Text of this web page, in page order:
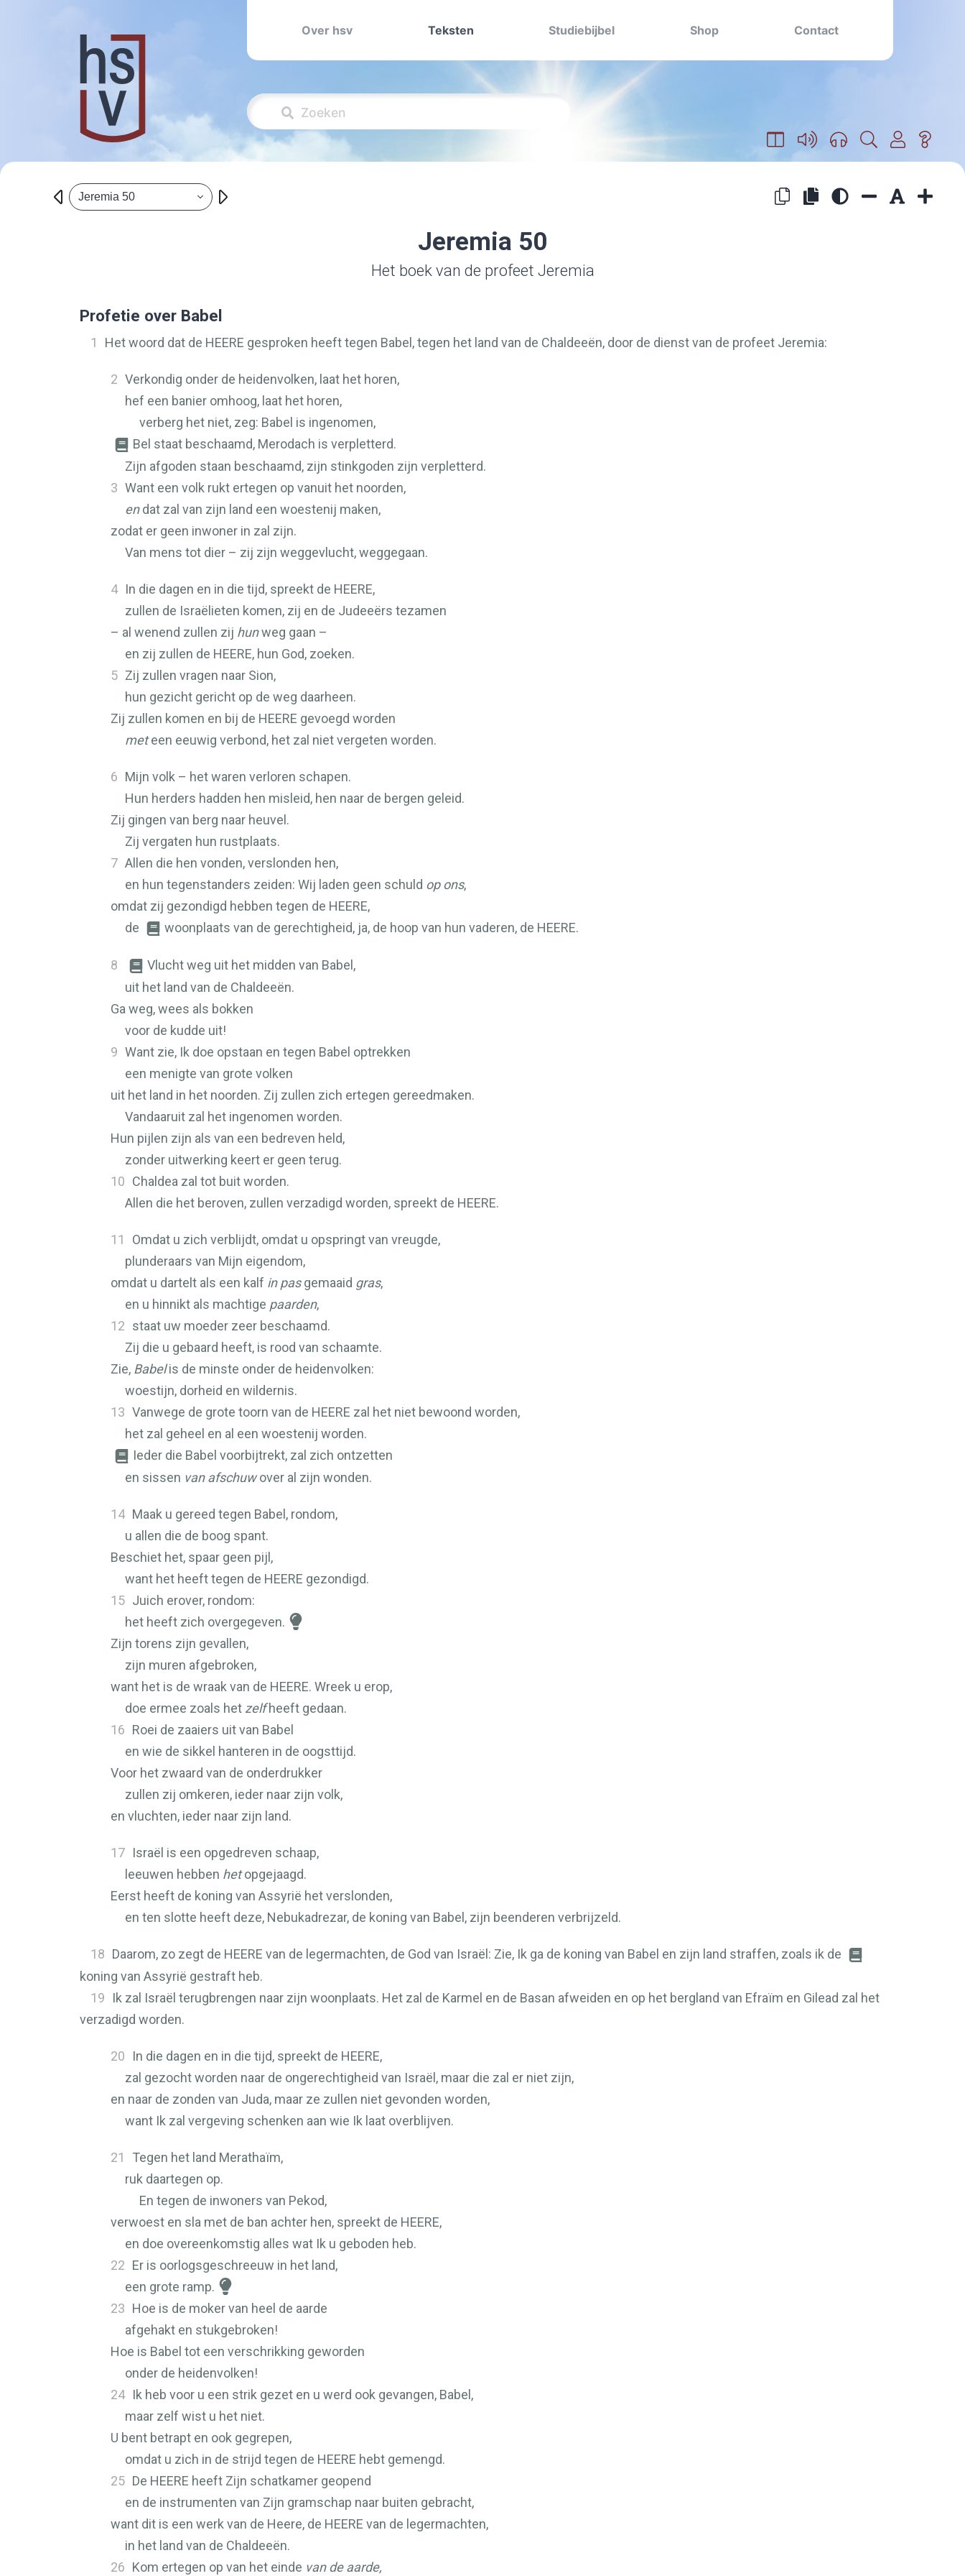
Over hsv Teksten Studiebijbel Shop Contact
Jeremia 50
Jeremia 50
Het boek van de profeet Jeremia
Profetie over Babel
1 Het woord dat de HEERE gesproken heeft tegen Babel, tegen het land van de Chaldeeën, door de dienst van de profeet Jeremia:
2 Verkondig onder de heidenvolken, laat het horen,
hef een banier omhoog, laat het horen,
verberg het niet, zeg: Babel is ingenomen,
Bel staat beschaamd, Merodach is verpletterd.
Zijn afgoden staan beschaamd, zijn stinkgoden zijn verpletterd.
3 Want een volk rukt ertegen op vanuit het noorden,
endat zal van zijn land een woestenij maken,
zodat er geen inwoner in zal zijn.
Van mens tot dier – zij zijn weggevlucht, weggegaan.
4 In die dagen en in die tijd, spreekt de HEERE,
zullen de Israëlieten komen, zij en de Judeeërs tezamen
– al wenend zullen zij hunweg gaan –
en zij zullen de HEERE, hun God, zoeken.
5 Zij zullen vragen naar Sion,
hun gezicht gericht op de weg daarheen.
Zij zullen komen en bij de HEERE gevoegd worden
meteen eeuwig verbond, het zal niet vergeten worden.
6 Mijn volk – het waren verloren schapen.
Hun herders hadden hen misleid, hen naar de bergen geleid.
Zij gingen van berg naar heuvel.
Zij vergaten hun rustplaats.
7 Allen die hen vonden, verslonden hen,
en hun tegenstanders zeiden: Wij laden geen schuld op ons,
omdat zij gezondigd hebben tegen de HEERE,
de
woonplaats van de gerechtigheid, ja, de hoop van hun vaderen, de HEERE.
8
Vlucht weg uit het midden van Babel,
uit het land van de Chaldeeën.
Ga weg, wees als bokken
voor de kudde uit!
9 Want zie, Ik doe opstaan en tegen Babel optrekken
een menigte van grote volken
uit het land in het noorden. Zij zullen zich ertegen gereedmaken.
Vandaaruit zal het ingenomen worden.
Hun pijlen zijn als van een bedreven held,
zonder uitwerking keert er geen terug.
10 Chaldea zal tot buit worden.
Allen die het beroven, zullen verzadigd worden, spreekt de HEERE.
11
Omdat u zich verblijdt, omdat u opspringt van vreugde,
plunderaars van Mijn eigendom,
omdat u dartelt als een kalf in pasgemaaid gras,
en u hinnikt als machtige paarden,
12 staat uw moeder zeer beschaamd.
Zij die u gebaard heeft, is rood van schaamte.
Zie, Babelis de minste onder de heidenvolken:
woestijn, dorheid en wildernis.
13 Vanwege de grote toorn van de HEERE zal het niet bewoond worden,
het zal geheel en al een woestenij worden.
Ieder die Babel voorbijtrekt, zal zich ontzetten
en sissen van afschuwover al zijn wonden.
14 Maak u gereed tegen Babel, rondom,
u allen die de boog spant.
Beschiet het, spaar geen pijl,
want het heeft tegen de HEERE gezondigd.
15 Juich erover, rondom:
het heeft zich overgegeven.
Zijn torens zijn gevallen,
zijn muren afgebroken,
want het is de wraak van de HEERE. Wreek u erop,
doe ermee zoals het zelfheeft gedaan.
16 Roei de zaaiers uit van Babel
en wie de sikkel hanteren in de oogsttijd.
Voor het zwaard van de onderdrukker
zullen zij omkeren, ieder naar zijn volk,
en vluchten, ieder naar zijn land.
17 Israël is een opgedreven schaap,
leeuwen hebben hetopgejaagd.
Eerst heeft de koning van Assyrië het verslonden,
en ten slotte heeft deze, Nebukadrezar, de koning van Babel, zijn beenderen verbrijzeld.
18 Daarom, zo zegt de HEERE van de legermachten, de God van Israël: Zie, Ik ga de koning van Babel en zijn land straffen, zoals ik de
koning van Assyrië gestraft heb.
19
Ik zal Israël terugbrengen naar zijn woonplaats. Het zal de Karmel en de Basan afweiden en op het bergland van Efraïm en Gilead zal het
verzadigd worden.
20 In die dagen en in die tijd, spreekt de HEERE,
zal gezocht worden naar de ongerechtigheid van Israël, maar die zal er niet zijn,
en naar de zonden van Juda, maar ze zullen niet gevonden worden,
want Ik zal vergeving schenken aan wie Ik laat overblijven.
21
Tegen het land Merathaïm,
ruk daartegen op.
En tegen de inwoners van Pekod,
verwoest en sla met de ban achter hen, spreekt de HEERE,
en doe overeenkomstig alles wat Ik u geboden heb.
22 Er is oorlogsgeschreeuw in het land,
een grote ramp.
23 Hoe is de moker van heel de aarde
afgehakt en stukgebroken!
Hoe is Babel tot een verschrikking geworden
onder de heidenvolken!
24 Ik heb voor u een strik gezet en u werd ook gevangen, Babel,
maar zelf wist u het niet.
U bent betrapt en ook gegrepen,
omdat u zich in de strijd tegen de HEERE hebt gemengd.
25 De HEERE heeft Zijn schatkamer geopend
en de instrumenten van Zijn gramschap naar buiten gebracht,
want dit is een werk van de Heere, de HEERE van de legermachten,
in het land van de Chaldeeën.
26 Kom ertegen op van het einde van de aarde,